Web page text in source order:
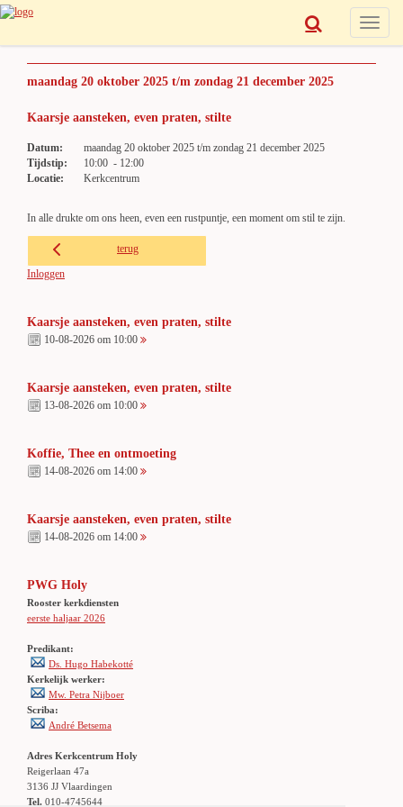
Toggle
maandag 20 oktober 2025 t/m zondag 21 december 2025
Kaarsje aansteken, even praten, stilte
Datum:
maandag 20 oktober 2025 t/m zondag 21 december 2025
Tijdstip:
10:00 - 12:00
Locatie:
Kerkcentrum
In alle drukte om ons heen, even een rustpuntje, een moment om stil te zijn.
terug
Inloggen
Kaarsje aansteken, even praten, stilte
10-08-2026 om 10:00
Kaarsje aansteken, even praten, stilte
13-08-2026 om 10:00
Koffie, Thee en ontmoeting
14-08-2026 om 14:00
Kaarsje aansteken, even praten, stilte
14-08-2026 om 14:00
PWG Holy
Rooster kerkdiensten
eerste haljaar 2026
Predikant:
Ds. Hugo Habekotté
Kerkelijk werker:
Mw. Petra Nijboer
Scriba:
André Betsema
Adres Kerkcentrum Holy
Reigerlaan 47a
3136 JJ Vlaardingen
Tel. 010-4745644